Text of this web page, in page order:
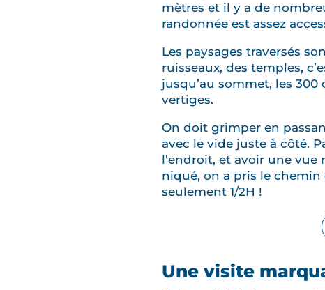
mètres et il y a de
randonnée est assez
Les paysages traversés
ruisseaux, des temples,
jusqu’au sommet, les
vertiges.
On doit grimper en
avec le vide juste à côté.
l’endroit, et avoir une
niqué, on a pris le
seulement 1/2H !
Une visite